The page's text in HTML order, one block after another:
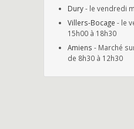
Dury- le vendredi
Villers-Bocage - le
15h00 à 18h30
Amiens - Marché
de 8h30 à 12h30